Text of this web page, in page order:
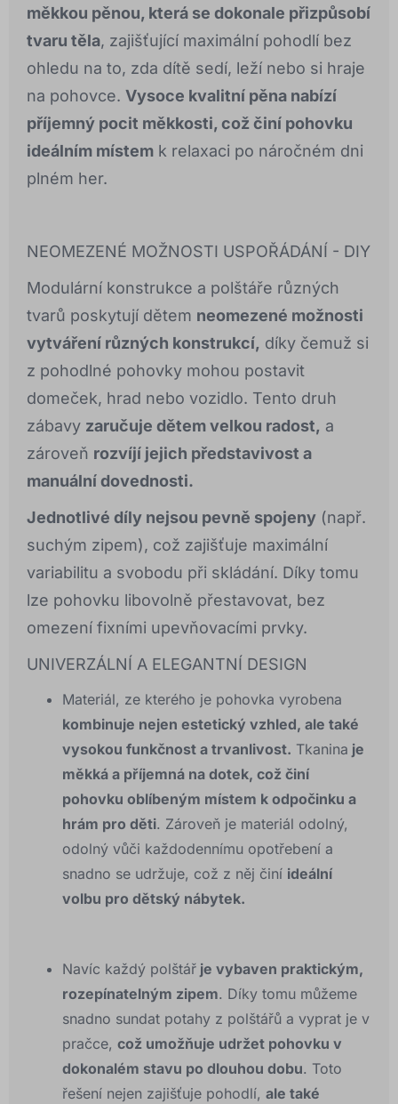
měkkou pěnou, která se dokonale přizpůsobí
tvaru těla, zajišťující maximální pohodlí bez
ohledu na to, zda dítě sedí, leží nebo si hraje
na pohovce. Vysoce kvalitní pěna nabízí
příjemný pocit měkkosti, což činí pohovku
ideálním místem k relaxaci po náročném dni
plném her.
NEOMEZENÉ MOŽNOSTI USPOŘÁDÁNÍ - DIY
Modulární konstrukce a polštáře různých
tvarů poskytují dětem neomezené možnosti
vytváření různých konstrukcí, díky čemuž si
z pohodlné pohovky mohou postavit
domeček, hrad nebo vozidlo. Tento druh
zábavy zaručuje dětem velkou radost, a
zároveň rozvíjí jejich představivost a
manuální dovednosti.
Jednotlivé díly nejsou pevně spojeny (např.
suchým zipem), což zajišťuje maximální
variabilitu a svobodu při skládání. Díky tomu
lze pohovku libovolně přestavovat, bez
omezení fixními upevňovacími prvky.
UNIVERZÁLNÍ A ELEGANTNÍ DESIGN
Materiál, ze kterého je pohovka vyrobena
kombinuje nejen estetický vzhled, ale také
vysokou funkčnost a trvanlivost. Tkanina je
měkká a příjemná na dotek, což činí
pohovku oblíbeným místem k odpočinku a
hrám pro děti. Zároveň je materiál odolný,
odolný vůči každodennímu opotřebení a
snadno se udržuje, což z něj činí ideální
volbu pro dětský nábytek.
Navíc každý polštář je vybaven praktickým,
rozepínatelným zipem. Díky tomu můžeme
snadno sundat potahy z polštářů a vyprat je v
pračce, což umožňuje udržet pohovku v
dokonalém stavu po dlouhou dobu. Toto
řešení nejen zajišťuje pohodlí, ale také